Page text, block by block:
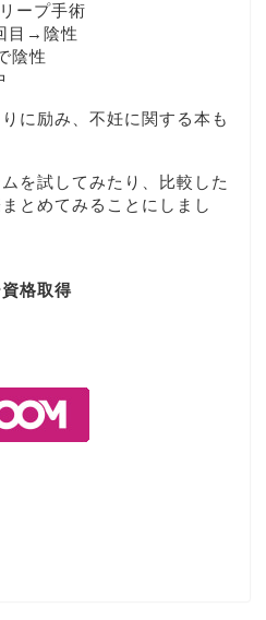
ープ手術
目→陰性
陰性
に励み、不妊に関する本も
を試してみたり、比較した
とめてみることにしまし
格取得